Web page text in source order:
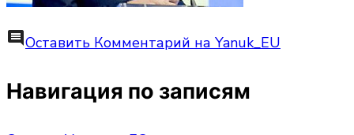
commentОставить Комментарий на Yanuk_EU
Навигация по записям